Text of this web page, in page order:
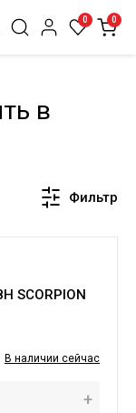
0 0
в
Фильтр
SCORPION
В наличии сейчас
+